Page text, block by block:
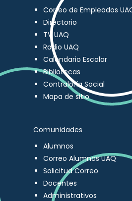
Correo de Empleados
Directorio
TV UAQ
Radio UAQ
Calendario Escolar
Bibliotecas
Contraloría Social
Mapa de sitio
Comunidades
Alumnos
Correo Alumnos UAQ
Solicitud Correo
Docentes
Administrativos